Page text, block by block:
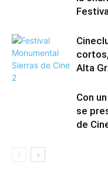
Alta
Con
se
de